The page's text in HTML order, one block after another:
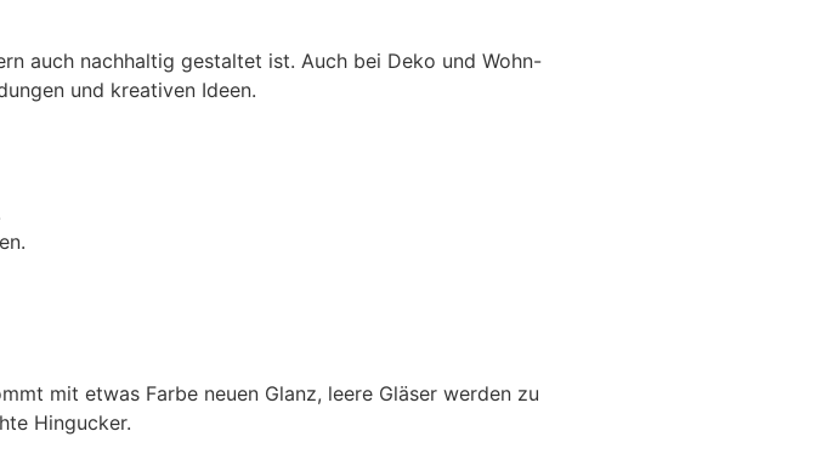
auch nachhaltig gestaltet ist. Auch bei Deko und Wohn-
und kreativen Ideen.
mit etwas Farbe neuen Glanz, leere Gläser werden zu
Hingucker.